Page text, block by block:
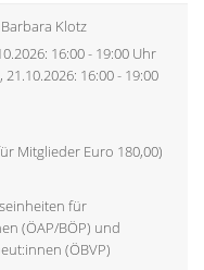
Klotz
16:00 - 19:00 Uhr
16:00 - 19:00
Mitglieder Euro 180,00)
für
(ÖAP/BÖP) und
(ÖBVP)